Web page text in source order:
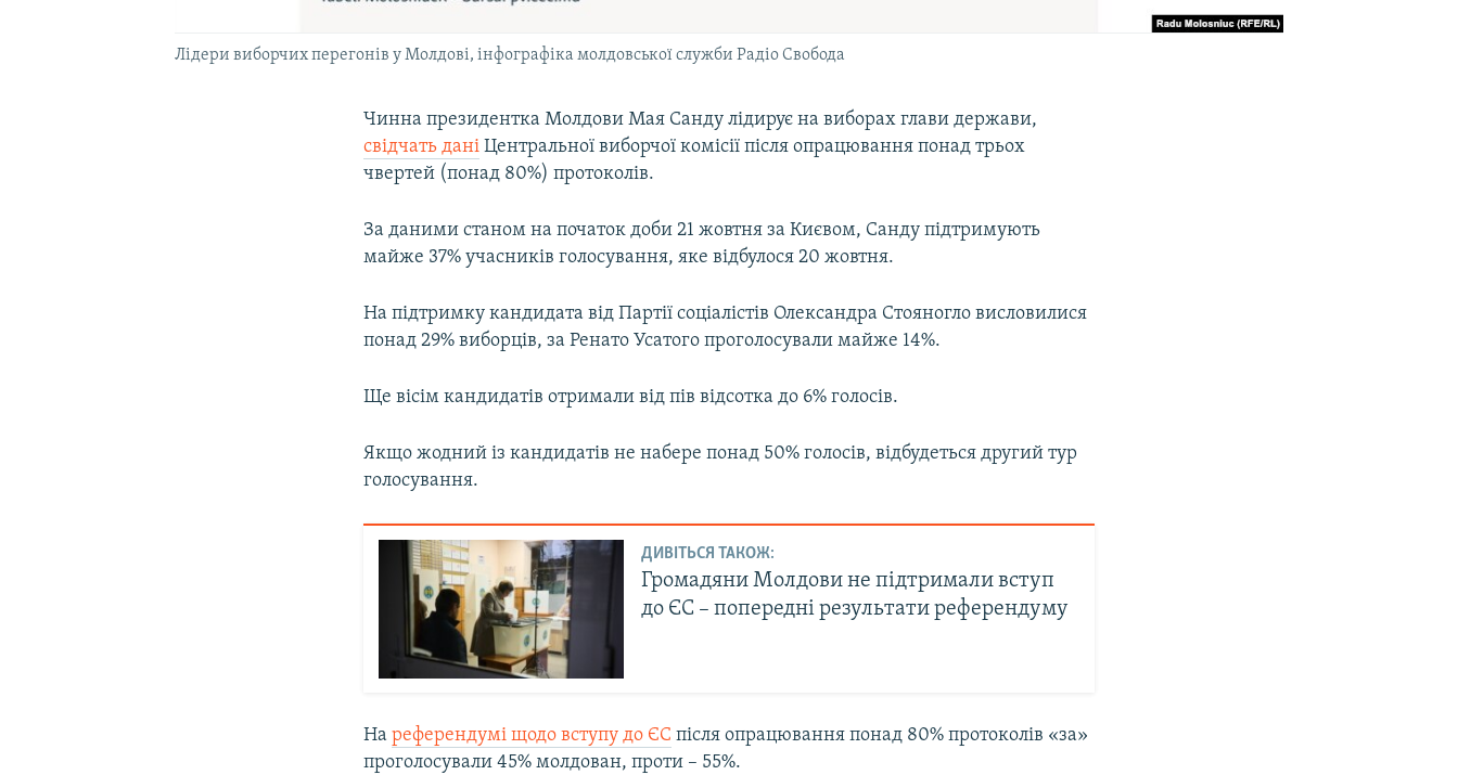
Лідери виборчих перегонів у Молдові, інфографіка молдовської служби Радіо Свобода
Чинна президентка Молдови Мая Санду лідирує на виборах глави держави,
свідчать дані Центральної виборчої комісії після опрацювання понад трьох
чвертей (понад 80%) протоколів.
За даними станом на початок доби 21 жовтня за Києвом, Санду підтримують
майже 37% учасників голосування, яке відбулося 20 жовтня.
На підтримку кандидата від Партії соціалістів Олександра Стояногло висловилися
понад 29% виборців, за Ренато Усатого проголосували майже 14%.
Ще вісім кандидатів отримали від пів відсотка до 6% голосів.
Якщо жодний із кандидатів не набере понад 50% голосів, відбудеться другий тур
голосування.
ДИВІТЬСЯ ТАКОЖ:
Громадяни Молдови не підтримали вступ
до ЄС – попередні результати референдуму
Нареферендумі щодо вступу до ЄС після опрацювання понад 80% протоколів «за»
проголосували 45% молдован, проти – 55%.